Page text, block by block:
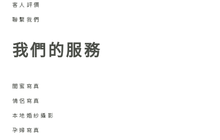
客人評價
聯繫我們
我們的服務
閨蜜寫真
情侶寫真
本地婚紗攝影
孕婦寫真